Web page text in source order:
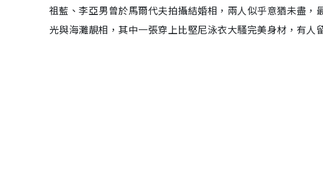
祖藍、李亞男曾於馬爾代夫拍攝結婚相，兩人似乎意猶未盡
光與海灘靚相，其中一張穿上比堅尼泳衣大騷完美身材，有人